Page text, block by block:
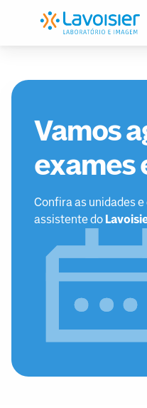
Vamos
exames
Confira as unidades
assistente do